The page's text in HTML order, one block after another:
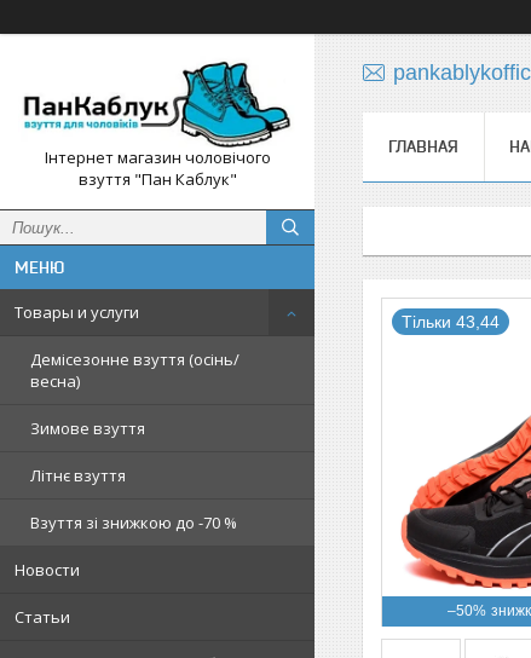
Інтернет магазин чоловічого
взуття "Пан Каблук"
Товары и услуги
Демісезонне взуття (осінь/
весна)
Зимове взуття
Літнє взуття
Взуття зі знижкою до -70 %
Новости
Статьи
ГЛАВНАЯ
–50%
Тільки 43,44